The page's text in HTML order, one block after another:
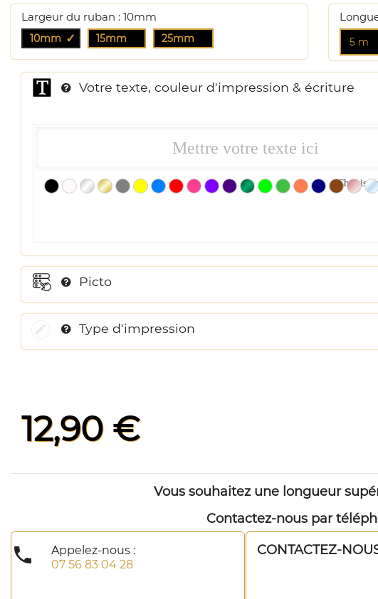
Largeur du ruban : 10mm
10mm 15mm 25mm
Votre texte, couleur d'impression & écriture
Picto
Type d'impression
12,90 €
Vous souhaitez une longueur
Contactez-nous par

Appelez-nous :
07 56 83 04 28
CONTACTEZ-